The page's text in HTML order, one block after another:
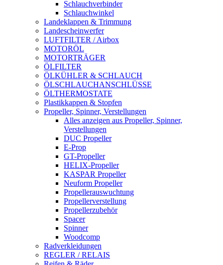
Schlauchverbinder
Schlauchwinkel
Landeklappen & Trimmung
Landescheinwerfer
LUFTFILTER / Airbox
MOTORÖL
MOTORTRÄGER
ÖLFILTER
ÖLKÜHLER & SCHLAUCH
ÖLSCHLAUCHANSCHLÜSSE
ÖLTHERMOSTATE
Plastikkappen & Stopfen
Propeller, Spinner, Verstellungen
Alles anzeigen aus Propeller, Spinner,
Verstellungen
DUC Propeller
E-Prop
GT-Propeller
HELIX-Propeller
KASPAR Propeller
Neuform Propeller
Propellerauswuchtung
Propellerverstellung
Propellerzubehör
Spacer
Spinner
Woodcomp
Radverkleidungen
REGLER / RELAIS